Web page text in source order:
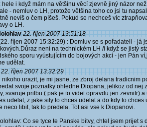
hele i když mám na většinu věcí zjevně jiný názor
- nemluv o LH, protože většina toho co jsi tu
nevíš o čem píšeš. Pokud se nechceš víc
o LH.
22. říjen 2007 13:51:18
říjen 2007 15:32:29) : Domluv se s pořadateli - já
není na technickém LH /i když se jistý
sporu vyústujícím do bojových akcí - jen Pán
udělat.
22. říjen 2007 13:32:29
nikoho urazit, je mi jasne, ze zbroj delana tradicnim
svoje poznatky ohledne Diopana, jelikoz od nej
svaruje prilbu ( pak je to videt opravdu jen zevnitr)
udelat, z jake sily to chces udelat a do kdy to
neco libit, tak to predela. Tot asi vse k Diopanovi.
Co se tyce te Panske bitvy, chtel jsem prijet